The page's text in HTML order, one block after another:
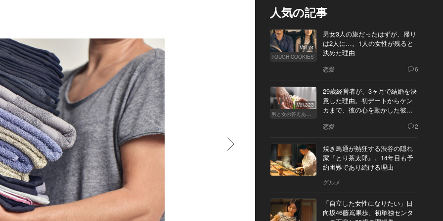
人気の記事
Vol.74
TOUGH COOKIES
男女3人の旅だったはずが、帰り
は2人に…。1人の女性が残ると
決めた理由
恋愛 6
Vol.323
男と女の答えあわせ【Q】
29歳経営者が、3ヶ月で結婚を決
意した理由。初デートからケン
カまで、彼の心を動かした彼女
恋愛 2
焼き鳥通が熱狂する渋谷の隠れ
家『とり茶太郎』。14年目も予
約困難であり続ける理由
グルメ
「自立した女性になりたい」日
向坂46藤嶌果歩、初単独センタ